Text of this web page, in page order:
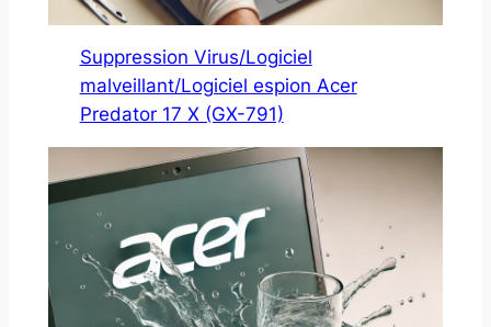
Suppression Virus/Logiciel
malveillant/Logiciel espion Acer
Predator 17 X (GX-791)